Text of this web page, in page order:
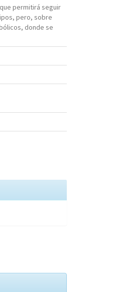
permitirá seguir
pero, sobre
donde se